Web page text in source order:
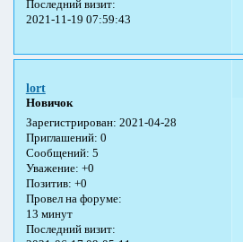
Последний визит:
2021-11-19 07:59:43
lort
Новичок
Зарегистрирован: 2021-04-28
Приглашений: 0
Сообщений: 5
Уважение: +0
Позитив: +0
Провел на форуме:
13 минут
Последний визит: